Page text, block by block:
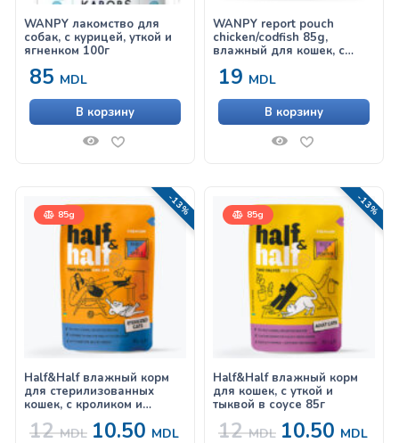
WANPY лакомство для
собак, с курицей, уткой и
ягненком 100г
85 MDL
В корзину
WANPY report pouch
chicken/codfish 85g,
влажный для кошек, с
19 MDL
В корзину
85g -13%
Half&Half влажный корм
для стерилизованных
кошек, с кроликом и
12MDL 10.50 MDL
85g -13%
Half&Half влажный корм
для кошек, с уткой и
тыквой в соусе 85г
12MDL 10.50 MDL